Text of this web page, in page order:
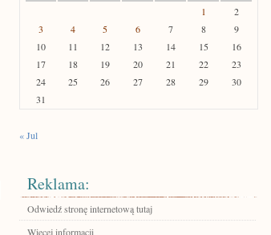
1
2
3
4 5 6 7 8
9
10
11 12 13 14 15
16
17
18 19 20 21 22
23
24
25 26 27 28 29
30
31
« Jul
Reklama:
Odwiedź stronę internetową tutaj
Więcej informacji